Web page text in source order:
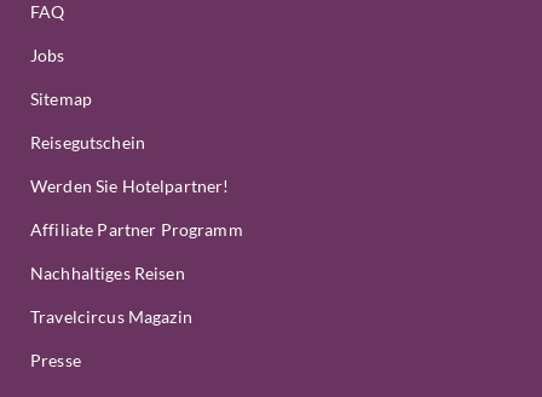
FAQ
Jobs
Sitemap
Reisegutschein
Werden Sie Hotelpartner!
Affiliate Partner Programm
Nachhaltiges Reisen
Travelcircus Magazin
Presse